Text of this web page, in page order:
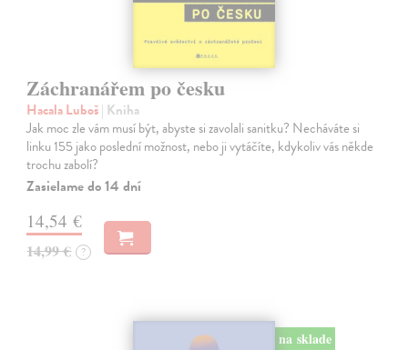
Záchranářem po česku
Hacala Luboš| Kniha
Jak moc zle vám musí být, abyste si zavolali sanitku? Necháváte si
linku 155 jako poslední možnost, nebo ji vytáčíte, kdykoliv vás někde
trochu zabolí?
Zasielame do 14 dní
14,54 €
14,99 € ?
na sklade